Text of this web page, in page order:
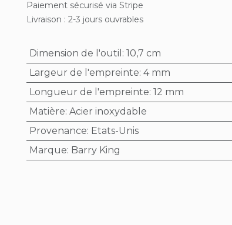
Paiement sécurisé via Stripe
Livraison : 2-3 jours ouvrables
Dimension de l'outil : 10,7 cm
Largeur de l'empreinte: 4 mm
Longueur de l'empreinte: 12 mm
Matière: Acier inoxydable
Provenance: Etats-Unis
Marque: Barry King